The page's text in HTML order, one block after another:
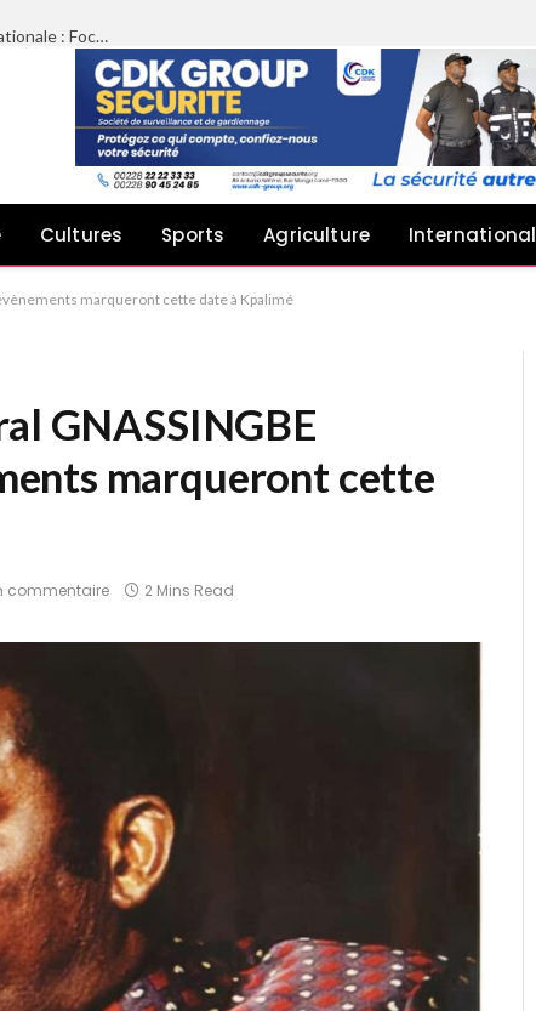
Limazié péyébinesso chez le Président de l’Assemblée nationale : Focus sur le plaidoyer des architectes pour une meilleure implication dans les projets publics
Cultures Sports Agriculture International
marqueront cette date à Kpalimé
GNASSINGBE
marqueront cette
commentaire 2 Mins Read